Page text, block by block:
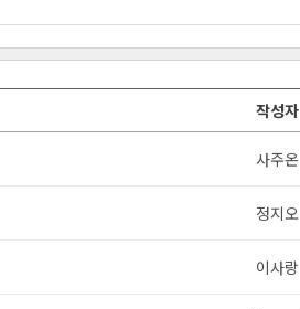
작성자
사주온
정지오
이사랑